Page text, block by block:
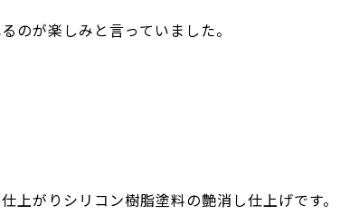
のが楽しみと言っていました。
上がりシリコン樹脂塗料の艶消し仕上げです。